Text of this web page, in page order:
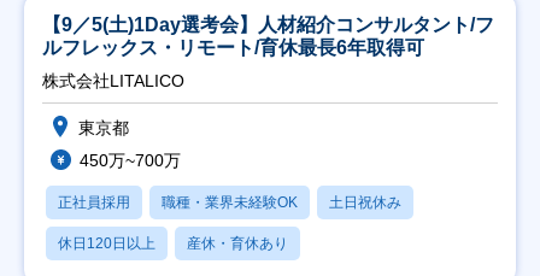
【9／5(土)1Day選考会】人材紹介コンサルタント/フ
ルフレックス・リモート/育休最長6年取得可
株式会社LITALICO
東京都
450万~700万
正社員採用 職種・業界未経験OK 土日祝休み
休日120日以上 産休・育休あり